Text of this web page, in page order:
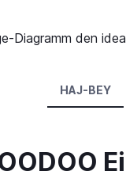
Diagramm den
HAJ-BEY